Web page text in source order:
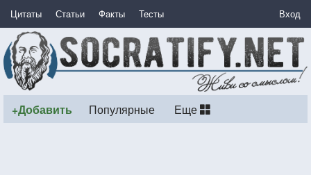
Цитаты Статьи Факты Тесты Вход
+Добавить Популярные Еще